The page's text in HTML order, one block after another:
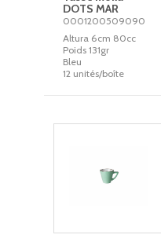
DOTS MAR
0001200509090
Altura 6cm 80cc
Poids 131gr
Bleu
12 unités/boîte